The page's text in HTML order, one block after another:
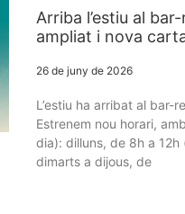
Arriba l’estiu al
ampliat i nova
26 de juny de 2026
L’estiu ha arribat al bar-
Estrenem nou horari,
dia): dilluns, de 8h a
dimarts a dijous, de